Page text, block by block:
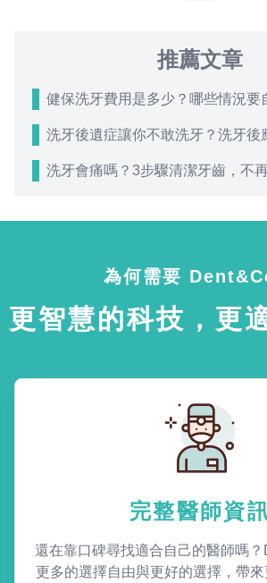
推薦文章
健保洗牙費用是多少？哪些情況要
洗牙後遺症讓你不敢洗牙？洗牙後
洗牙會痛嗎？3步驟清潔牙齒，不
為何需要
更智慧的科技，更
完整醫師資
還在靠口碑尋找適合自己的醫師嗎
更多的選擇自由與更好的選擇，帶